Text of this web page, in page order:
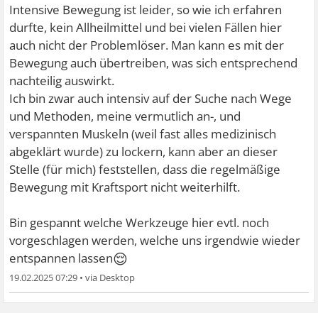
Intensive Bewegung ist leider, so wie ich erfahren
durfte, kein Allheilmittel und bei vielen Fällen hier
auch nicht der Problemlöser. Man kann es mit der
Bewegung auch übertreiben, was sich entsprechend
nachteilig auswirkt.
Ich bin zwar auch intensiv auf der Suche nach Wege
und Methoden, meine vermutlich an-, und
verspannten Muskeln (weil fast alles medizinisch
abgeklärt wurde) zu lockern, kann aber an dieser
Stelle (für mich) feststellen, dass die regelmäßige
Bewegung mit Kraftsport nicht weiterhilft.
Bin gespannt welche Werkzeuge hier evtl. noch
vorgeschlagen werden, welche uns irgendwie wieder
entspannen lassen😌
19.02.2025 07:29 •